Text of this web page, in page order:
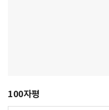
100자평